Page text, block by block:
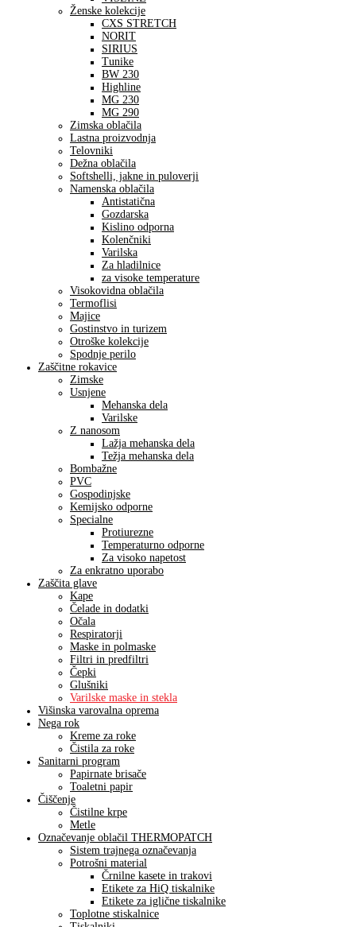
Ženske kolekcije
CXS STRETCH
NORIT
SIRIUS
Tunike
BW 230
Highline
MG 230
MG 290
Zimska oblačila
Lastna proizvodnja
Telovniki
Dežna oblačila
Softshelli, jakne in puloverji
Namenska oblačila
Antistatična
Gozdarska
Kislino odporna
Kolenčniki
Varilska
Za hladilnice
za visoke temperature
Visokovidna oblačila
Termoflisi
Majice
Gostinstvo in turizem
Otroške kolekcije
Spodnje perilo
Zaščitne rokavice
Zimske
Usnjene
Mehanska dela
Varilske
Z nanosom
Lažja mehanska dela
Težja mehanska dela
Bombažne
PVC
Gospodinjske
Kemijsko odporne
Specialne
Protiurezne
Temperaturno odporne
Za visoko napetost
Za enkratno uporabo
Zaščita glave
Kape
Čelade in dodatki
Očala
Respiratorji
Maske in polmaske
Filtri in predfiltri
Čepki
Glušniki
Varilske maske in stekla
Višinska varovalna oprema
Nega rok
Kreme za roke
Čistila za roke
Sanitarni program
Papirnate brisače
Toaletni papir
Čiščenje
Čistilne krpe
Metle
Označevanje oblačil THERMOPATCH
Sistem trajnega označevanja
Potrošni material
Črnilne kasete in trakovi
Etikete za HiQ tiskalnike
Etikete za iglične tiskalnike
Toplotne stiskalnice